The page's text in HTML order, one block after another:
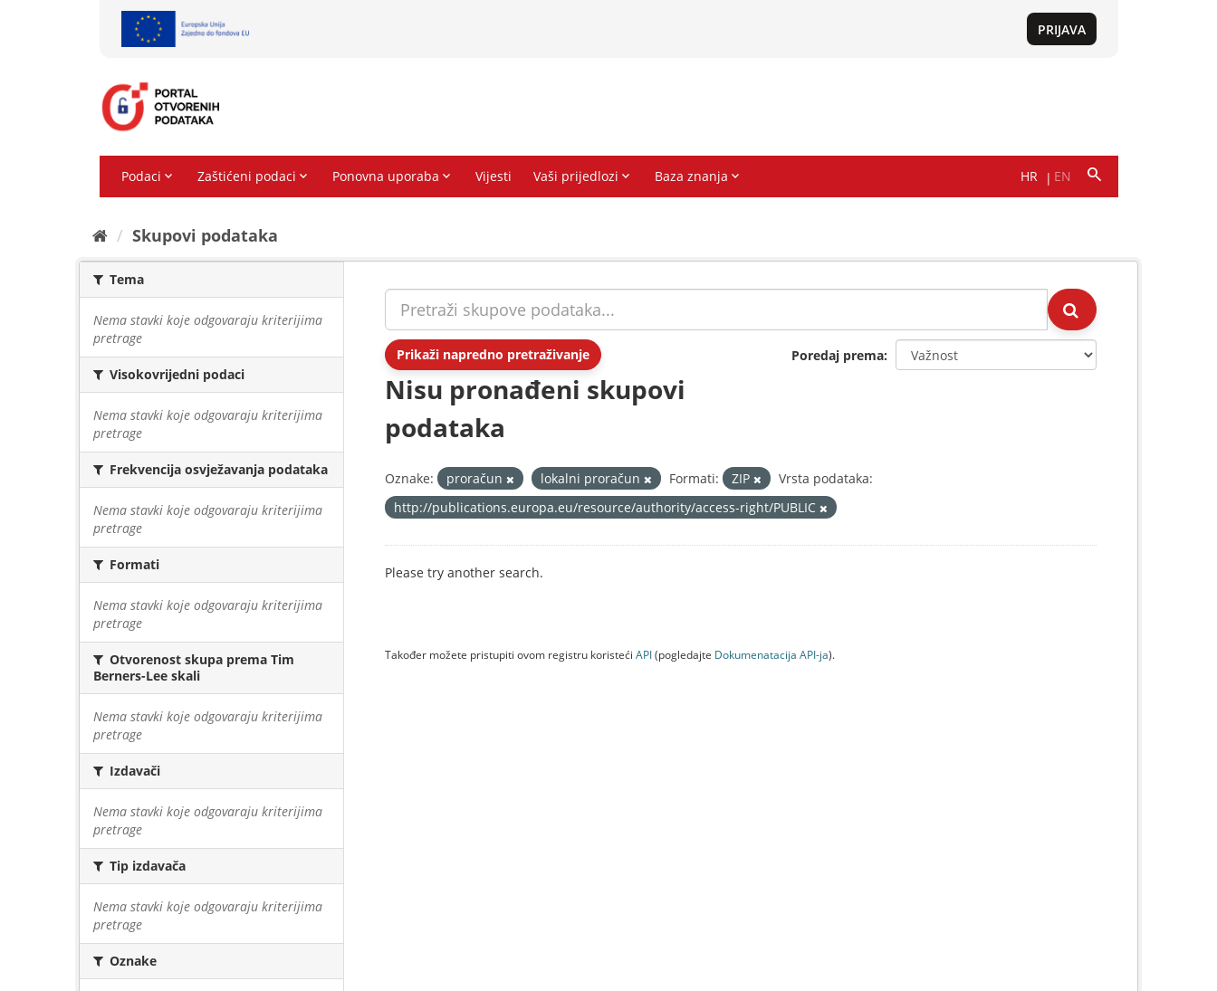
Skupovi podаtаkа
Tema
Nema stavki koje odgovaraju kriterijima
pretrage
Visokovrijedni podaci
Nema stavki koje odgovaraju kriterijima
pretrage
Frekvencija osvježavanja podataka
Nema stavki koje odgovaraju kriterijima
pretrage
Formati
Nema stavki koje odgovaraju kriterijima
pretrage
Otvorenost skupa prema Tim
Berners-Lee skali
Nema stavki koje odgovaraju kriterijima
pretrage
Izdavači
Nema stavki koje odgovaraju kriterijima
pretrage
Tip izdavača
Nema stavki koje odgovaraju kriterijima
pretrage
Oznake
Prikaži napredno pretraživanje Poredaj prema
Nisu pronađeni skupovi
podataka
Oznake: proračun lokalni proračun Formati: ZIP
Vrsta podataka:
http://publications.europa.eu/resource/authority/access-right/PUBLIC
Please try another search.
Također možete pristupiti ovom registru koristeći API(pogledajte Dokumenаtаcijа API-jа).